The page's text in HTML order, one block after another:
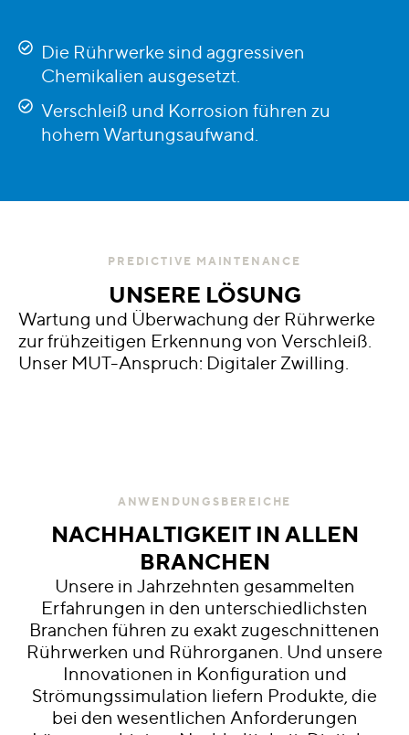
Die Rührwerke sind aggressiven
Chemikalien ausgesetzt.
Verschleiß und Korrosion führen zu
hohem Wartungsaufwand.
PREDICTIVE MAINTENANCE
UNSERE LÖSUNG
Wartung und Überwachung der Rührwerke
zur frühzeitigen Erkennung von Verschleiß.
Unser MUT-Anspruch: Digitaler Zwilling.
ANWENDUNGSBEREICHE
NACHHALTIGKEIT IN ALLEN
BRANCHEN
Unsere in Jahrzehnten gesammelten
Erfahrungen in den unterschiedlichsten
Branchen führen zu exakt zugeschnittenen
Rührwerken und Rührorganen. Und unsere
Innovationen in Konfiguration und
Strömungssimulation liefern Produkte, die
bei den wesentlichen Anforderungen